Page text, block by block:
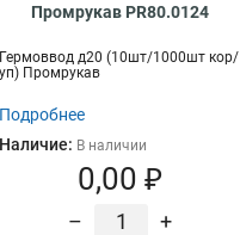
Промрукав PR80.0124
Гермоввод д20 (10шт/1000шт кор/
уп) Промрукав
Подробнее
Наличие: В наличии
0,00 ₽
– +